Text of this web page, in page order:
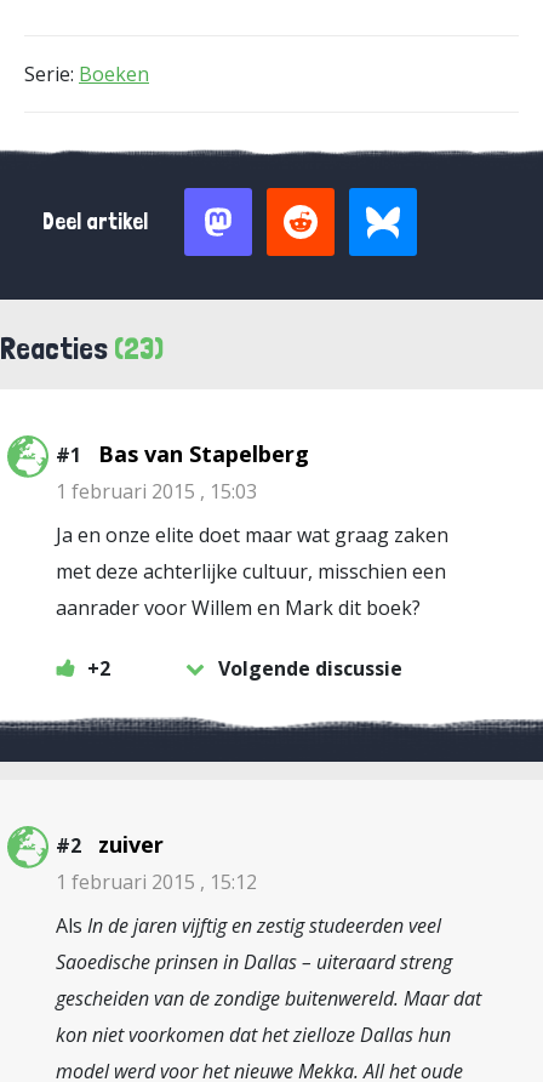
Serie: Boeken
Deel artikel
Reacties (23)
#1 Bas van Stapelberg
1 februari 2015 , 15:03
Ja en onze elite doet maar wat graag zaken
met deze achterlijke cultuur, misschien een
aanrader voor Willem en Mark dit boek?
+2 Volgende discussie
#2 zuiver
1 februari 2015 , 15:12
Als In de jaren vijftig en zestig studeerden veel
Saoedische prinsen in Dallas – uiteraard streng
gescheiden van de zondige buitenwereld. Maar dat
kon niet voorkomen dat het zielloze Dallas hun
model werd voor het nieuwe Mekka. All het oude